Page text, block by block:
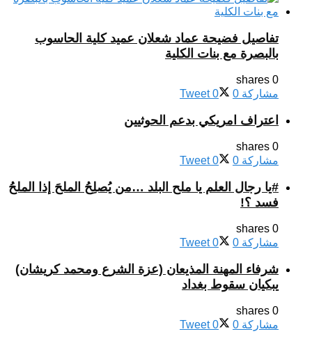
تفاصيل فضيحة عماد شعلان عميد كلية الحاسوب
بالبصرة مع بنات الكلية
0 shares
مشاركة 0
Tweet 0
اعتراف امريكي بدعم الحوثيين
0 shares
مشاركة 0
Tweet 0
#يا رجال العلم يا ملح البلد …من يُصلِحُ الملحَ إذا الملحُ
فسد ؟!
0 shares
مشاركة 0
Tweet 0
شرفاء المهنة المذيعان (عزة الشرع ومحمد كريشان)
يبكيان سقوط بغداد
0 shares
مشاركة 0
Tweet 0